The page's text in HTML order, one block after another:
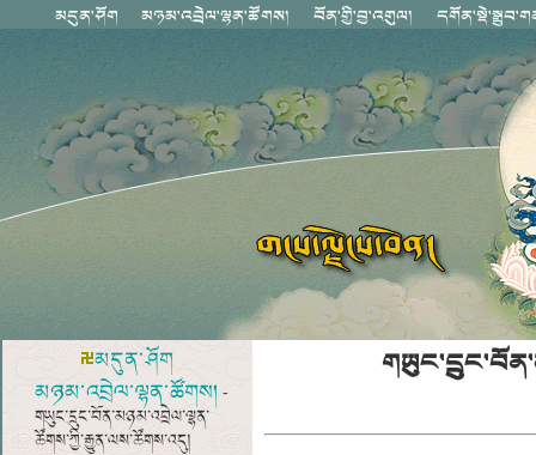
མདུན་ཤོག
མཉམ་འབྲེལ་ལྷན་ཚོགས།-
གཡུང་དྲུང་བོན་མཉམ་འབྲེལ་ལྷན་
ཚོགས་ཀྱི་རྒྱུན་ལས་ཚོགས་འདུ།